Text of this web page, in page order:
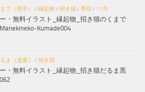
で（熊手） / 縁起物 / 招き猫 / 季節 / 11月
・無料イラスト_縁起物_招き猫のくまで
Manekineko-Kumade004
ま（達磨） / 招き猫
・無料イラスト_縁起物_招き猫だるま黒